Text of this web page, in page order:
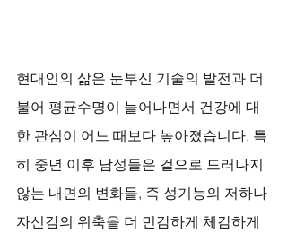
현대인의 삶은 눈부신 기술의 발전과 더
불어 평균수명이 늘어나면서 건강에 대
한 관심이 어느 때보다 높아졌습니다. 특
히 중년 이후 남성들은 겉으로 드러나지
않는 내면의 변화들, 즉 성기능의 저하나
자신감의 위축을 더 민감하게 체감하게